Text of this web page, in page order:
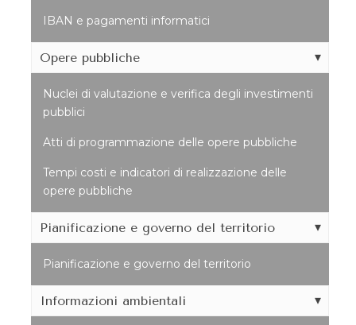
IBAN e pagamenti informatici
Opere pubbliche
Nuclei di valutazione e verifica degli investimenti
pubblici
Atti di programmazione delle opere pubbliche
Tempi costi e indicatori di realizzazione delle
opere pubbliche
Pianificazione e governo del territorio
Pianificazione e governo del territorio
Informazioni ambientali